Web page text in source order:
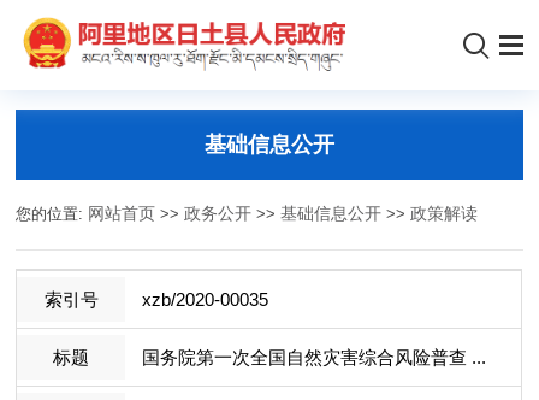
基础信息公开
您的位置: 网站首页 >>政务公开 >>基础信息公开 >>政策解读
xzb/2020-00035
国务院第一次全国自然灾害综合风险普查 ...